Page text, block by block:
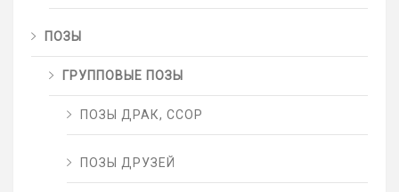
ПОЗЫ
ГРУППОВЫЕ ПОЗЫ
ПОЗЫ ДРАК, ССОР
ПОЗЫ ДРУЗЕЙ